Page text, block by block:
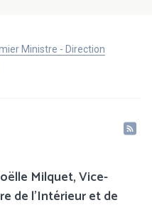
Ministre - Direction
Milquet, Vice-
de l'Intérieur et de